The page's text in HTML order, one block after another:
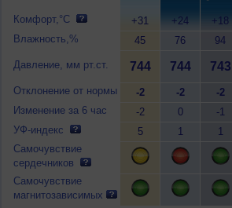
Комфорт,°C
Влажность,%
Давление, мм рт.ст.
Отклонение от нормы
Изменение за 6 час
УФ-индекс
Самочувствие
сердечников
Самочувствие
магнитозависимых
+31
45
744
-2
-2
5
+24
76
744
-2
0
1
+18
94
743
-2
-1
1